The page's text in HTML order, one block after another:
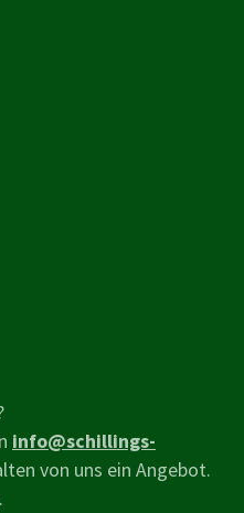
info@schillings-
von uns ein Angebot.
.